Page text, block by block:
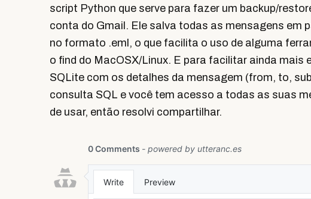
script Python que serve para fazer um backup/
conta do Gmail. Ele salva todas as mensagens em
no formato .eml, o que facilita o uso de alguma
o find do MacOSX/Linux. E para facilitar ainda mais
SQLite com os detalhes da mensagem (from, to,
consulta SQL e você tem acesso a todas as suas
de usar, então resolvi compartilhar.